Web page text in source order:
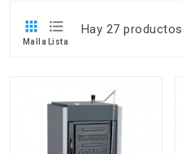

Malla

Lista
Hay 27 productos.